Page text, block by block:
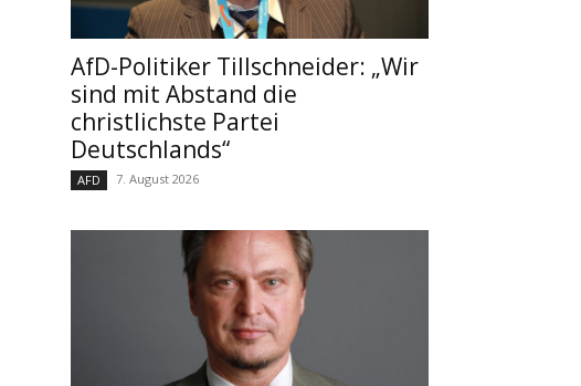
AfD-Politiker Tillschneider: „Wir
sind mit Abstand die
christlichste Partei
Deutschlands“
AFD 7. August 2026